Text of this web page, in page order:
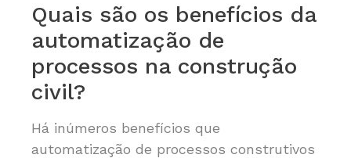
Quais são os benefícios da
automatização de
processos na construção
civil?
Há inúmeros benefícios que
automatização de processos construtivos